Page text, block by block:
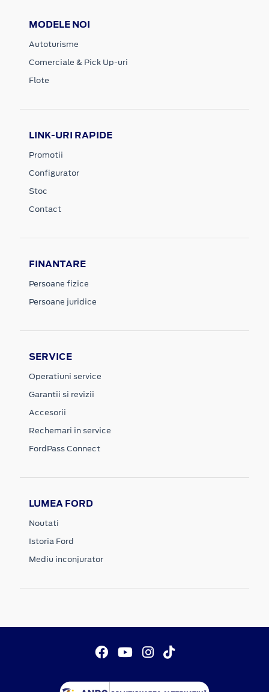
MODELE NOI
Autoturisme
Comerciale & Pick Up-uri
Flote
LINK-URI RAPIDE
Promotii
Configurator
Stoc
Contact
FINANTARE
Persoane fizice
Persoane juridice
SERVICE
Operatiuni service
Garantii si revizii
Accesorii
Rechemari in service
FordPass Connect
LUMEA FORD
Noutati
Istoria Ford
Mediu inconjurator